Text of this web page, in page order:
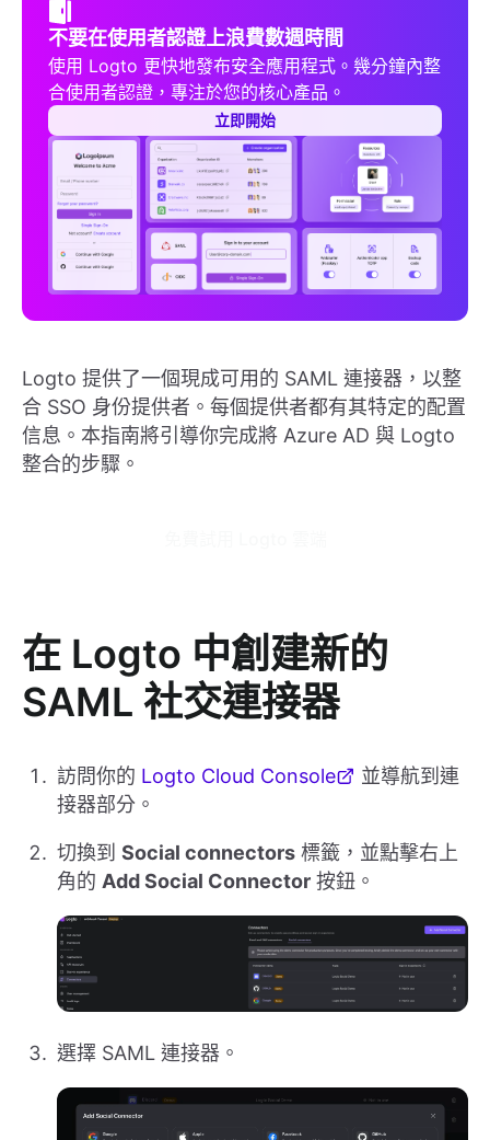
不要在使用者認證上浪費數週時間
使用 Logto 更快地發布安全應用程式。幾分鐘內整
合使用者認證，專注於您的核心產品。
立即開始
Logto 提供了一個現成可用的 SAML 連接器，以整
合 SSO 身份提供者。每個提供者都有其特定的配置
信息。本指南將引導你完成將 Azure AD 與 Logto
整合的步驟。
在 Logto 中創建新的
SAML 社交連接器
訪問你的 Logto Cloud Console
並導航到連
接器部分。
切換到 Social connectors 標籤，並點擊右上
角的 Add Social Connector 按鈕。
選擇 SAML 連接器。